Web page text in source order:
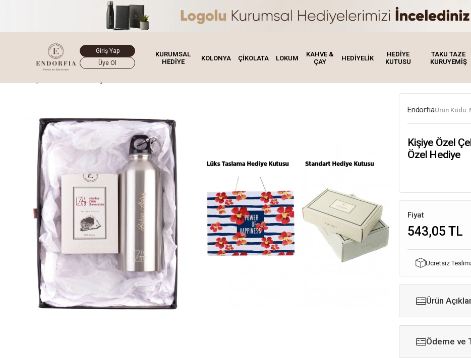
Giriş Yap
Üye Ol
KURUMSAL
HEDİYE
KOLONYA ÇİKOLATA LOKUM
KAHVE &
ÇAY
HEDİYELİK
HEDİYE
KUTUSU
TAKU TAZE
KURUYEMİŞ
EndorfiaÜrün Kodu:
Kişiye Özel
Özel Hediye
Fiyat
543,05 TL
Ücretsiz
Ürün
Ödeme ve